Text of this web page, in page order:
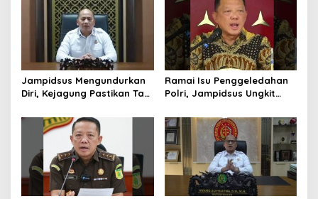
Jampidsus Mengundurkan
Diri, Kejagung Pastikan Tak
Hukum di Gedung Bundar
Ramai Isu Penggeledahan
Polri, Jampidsus Ungkit
Kejagung RI